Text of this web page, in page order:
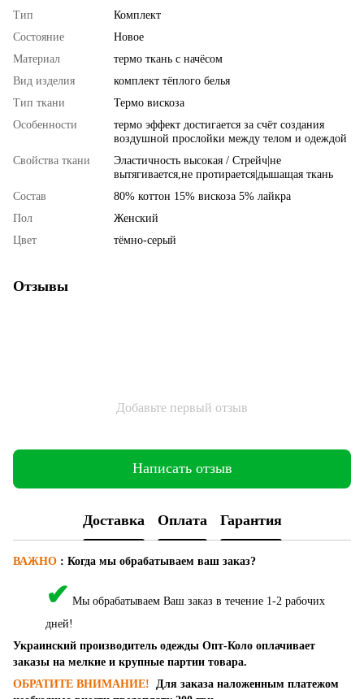
Тип
Комплект
Состояние
Новое
Материал
термо ткань с начёсом
Вид изделия
комплект тёплого белья
Тип ткани
Термо вискоза
Особенности
термо эффект достигается за счёт создания
воздушной прослойки между телом и одеждой
Свойства ткани
Эластичность высокая / Стрейч|не
вытягивается,не протирается|дышащая ткань
Состав
80% коттон 15% вискоза 5% лайкра
Пол
Женский
Цвет
тёмно-серый
Отзывы
Добавьте первый отзыв
Написать отзыв
Доставка Оплата Гарантия
ВАЖНО : Когда мы обрабатываем ваш заказ?
✔ Мы обрабатываем Ваш заказ в течение 1-2 рабочих
дней!
Украинский производитель одежды Опт-Коло оплачивает
заказы на мелкие и крупные партии товара.
ОБРАТИТЕ ВНИМАНИЕ!
Для заказа наложенным платежом